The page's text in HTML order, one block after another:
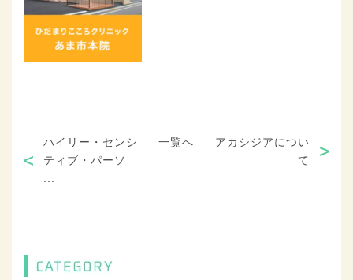
ハイリー・センシ
ティブ・パーソ
一覧へ
アカシジアについ
て